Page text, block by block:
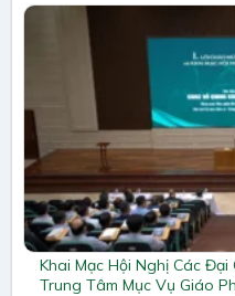
Khai Mạc Hội Nghị Các
Trung Tâm Mục Vụ Giáo